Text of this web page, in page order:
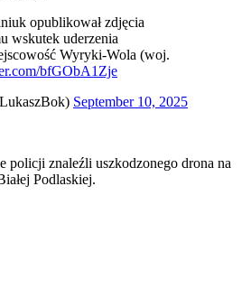
opublikował zdjęcia
wskutek uderzenia
Wyryki-Wola (woj.
bfGObA1Zje
September 10, 2025
policji znaleźli uszkodzonego drona na
Podlaskiej.